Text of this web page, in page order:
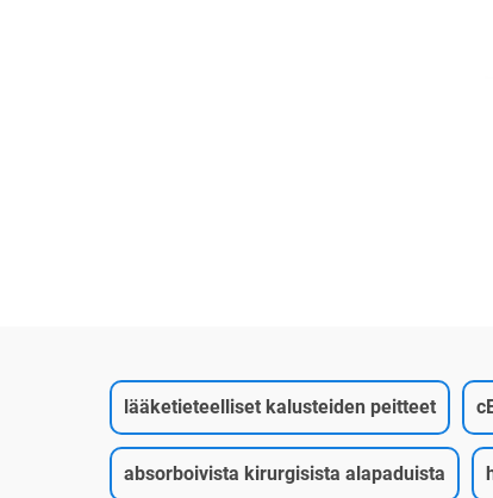
lääketieteelliset kalusteiden peitteet
absorboivista kirurgisista alapaduista